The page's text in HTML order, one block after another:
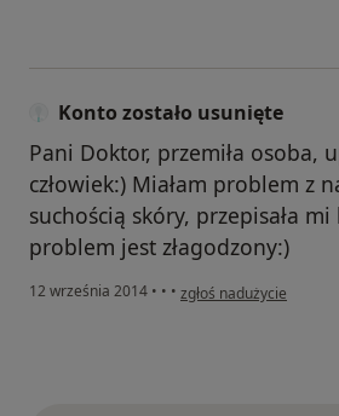
Konto zostało usunięte
Pani Doktor, przemiła osoba,
człowiek:) Miałam problem z
suchością skóry, przepisała
problem jest złagodzony:)
12 września 2014 • • • w opinii użytkownika
zgłoś nadużycie